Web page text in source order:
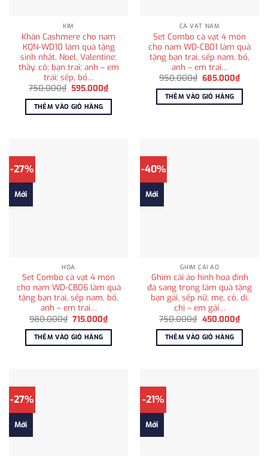
KIM
Khăn Cashmere cho nam
KQN-WD10 làm quà tặng
sinh nhật, Noel, Valentine;
thầy, cô; bạn trai; anh – em
trai; sếp, bố…
750.000₫ Giá
là:
750.000₫.
595.000₫Giá
hiện
tại
595.000₫.
THÊM VÀO GIỎ HÀNG
CÀ VẠT NAM
Set Combo cà vạt 4 món
cho nam WD-CB01 làm quà
tặng bạn trai, sếp nam, bố,
anh – em trai…
950.000₫ Giá
là:
950.000₫.
685.000₫Giá
hiện
tại
THÊM VÀO GIỎ HÀNG
-27%
Mới
HỎA
Set Combo cà vạt 4 món
cho nam WD-CB06 làm quà
tặng bạn trai, sếp nam, bố,
anh – em trai…
980.000₫ Giá
là:
980.000₫.
715.000₫Giá
hiện
tại
715.000₫.
THÊM VÀO GIỎ HÀNG
-40%
Mới
GHIM CÀI ÁO
Ghim cài áo hình hoa đính
đá sang trọng làm quà tặng
bạn gái, sếp nữ, mẹ, cô, dì,
chị – em gái…
750.000₫ Giá
là:
750.000₫.
450.000₫Giá
hiện
tại
THÊM VÀO GIỎ HÀNG
-27%
Mới
-21%
Mới